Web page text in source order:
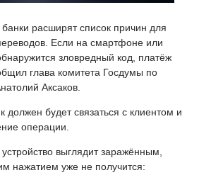
расширят список причин для
Если на смартфоне или
зловредный код, платёж
глава комитета Госдумы по
Аксаков.
должен будет связаться с клиентом и
операции.
выглядит заражённым,
нажатием уже не получится: